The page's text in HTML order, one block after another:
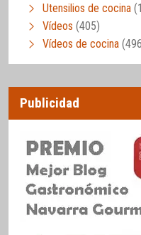
Utensilios de cocina
Vídeos (405)
Vídeos de cocina
Publicidad